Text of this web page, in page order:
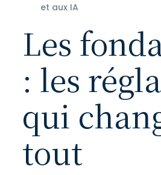
et aux IA
Les
: les
qui
tout